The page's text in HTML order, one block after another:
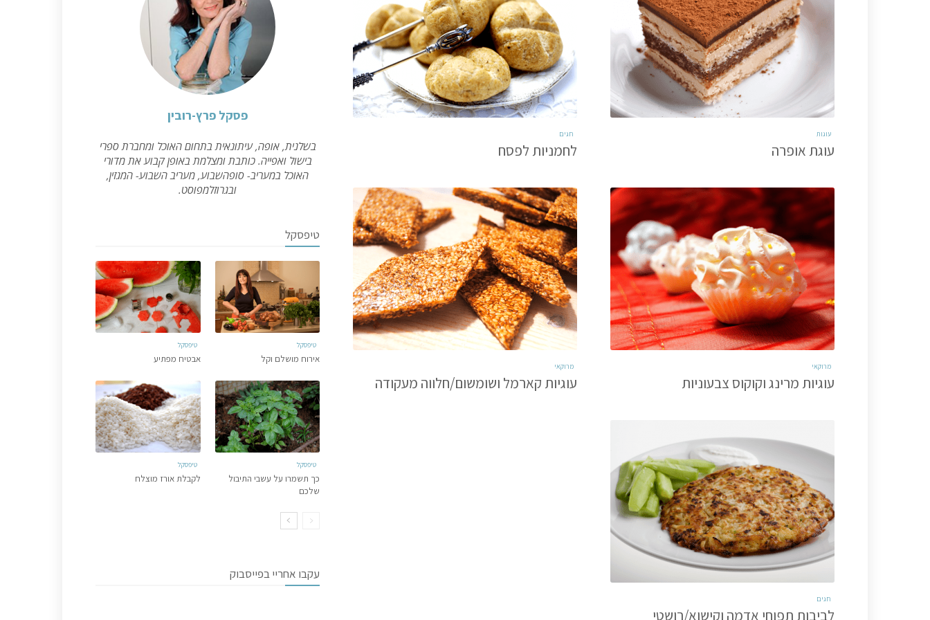
עוגות
עוגת אופרה
חגים
לחמניות לפסח
מרוקאי
עוגיות מרינג וקוקוס צבעוניות
מרוקאי
עוגיות קארמל ושומשום/חלווה מעקודה
חגים
לביבות תפוחי אדמה וקישוא/רושטי
פסקל פרץ-רובין
בשלנית, אופה, עיתונאית בתחום האוכל ומחברת ספרי
בישול ואפייה. כותבת ומצלמת באופן קבוע את מדורי
האוכל במעריב- סופהשבוע, מעריב השבוע- המגזין,
ובגרוזלמפוסט.
טיפסקל
טיפסקל
אירוח מושלם וקל
טיפסקל
אבטיח מפתיע
טיפסקל
כך תשמרו על עשבי התיבול
שלכם
טיפסקל
לקבלת אורז מוצלח
עקבו אחריי בפייסבוק